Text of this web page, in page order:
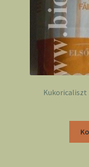
Kukoricaliszt